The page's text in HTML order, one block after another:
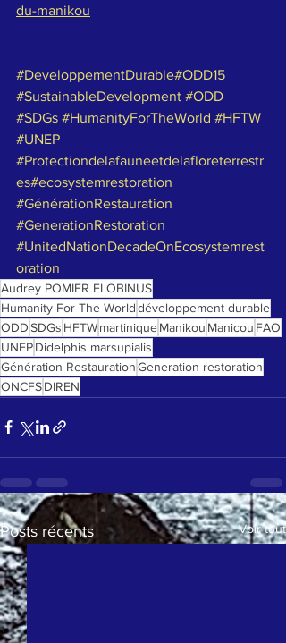
du-manikou
#DeveloppementDurable#ODD15
#SustainableDevelopment #ODD
#SDGs #HumanityForTheWorld #HFTW
#UNEP
#Protectiondelafauneetdelafloreterrestr
es#ecosystemrestoration
#GénérationRestauration
#GenerationRestoration
#UnitedNationDecadeOnEcosystemrest
oration
Audrey POMIER FLOBINUS
Humanity For The Worlddéveloppement durable
ODDSDGs HFTWmartiniqueManikou Manicou FAO
UNEPDidelphis marsupialis
Génération RestaurationGeneration restoration
ONCFSDIREN
Posts récents Voir tout